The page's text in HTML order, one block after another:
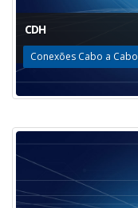
CDH
Conexões Cabo a Cabo